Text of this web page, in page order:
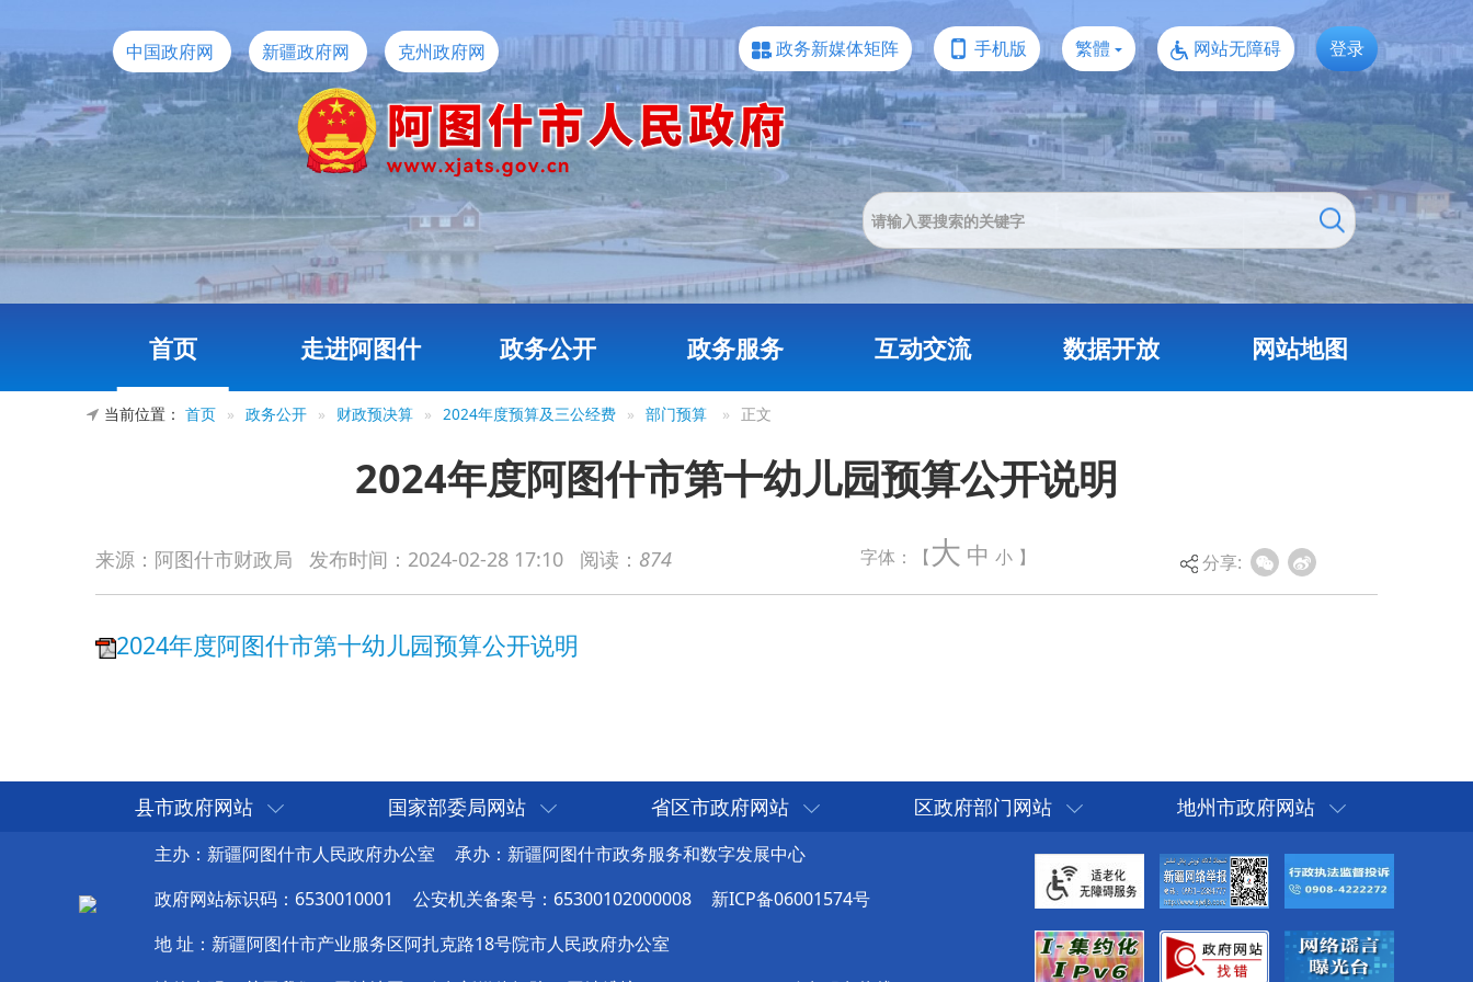
中国政府网 新疆政府网 克州政府网 政务新媒体矩阵 手机版 繁體 网站无障碍 登录
首页 走进阿图什 政务公开 政务服务 互动交流 数据开放 网站地图
当前位置： 首页 » 政务公开 » 财政预决算 » 2024年度预算及三公经费 » 部门预算 » 正文
2024年度阿图什市第十幼儿园预算公开说明
来源：阿图什市财政局 发布时间： 2024-02-28 17:10 阅读： 874 字体：【大 中 小 】 分享:
县市政府网站 国家部委局网站 省区市政府网站 区政府部门网站 地州市政府网站
主办：新疆阿图什市人民政府办公室
承办：新疆阿图什市政务服务和数字发展中心
政府网站标识码：6530010001
公安机关备案号：65300102000008
新ICP备06001574号
地 址：新疆阿图什市产业服务区阿扎克路18号院市人民政府办公室